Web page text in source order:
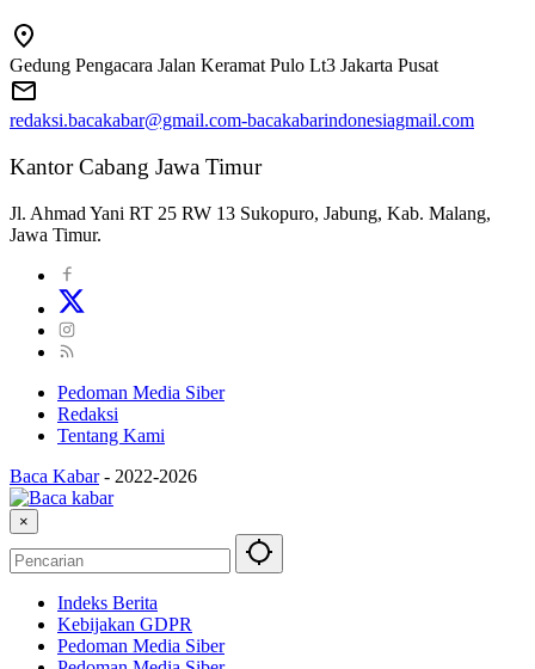
Gedung Pengacara Jalan Keramat Pulo Lt3 Jakarta Pusat
redaksi.bacakabar@gmail.com-bacakabarindonesiagmail.com
Kantor Cabang Jawa Timur
Jl. Ahmad Yani RT 25 RW 13 Sukopuro, Jabung, Kab. Malang,
Jawa Timur.
Pedoman Media Siber
Redaksi
Tentang Kami
Baca Kabar - 2022-2026
×
Indeks Berita
Kebijakan GDPR
Pedoman Media Siber